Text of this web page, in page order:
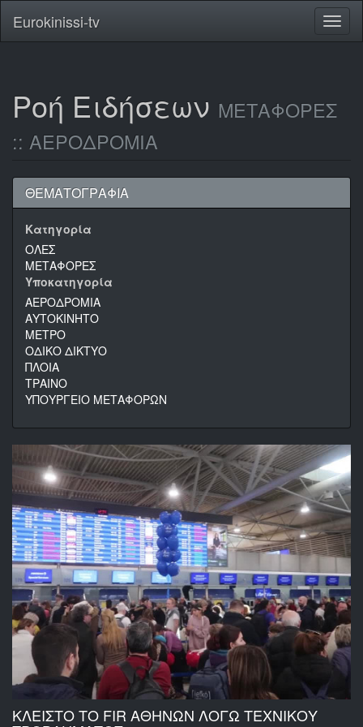
Eurokinissi-tv
Ροή Ειδήσεων ΜΕΤΑΦΟΡΕΣ
:: ΑΕΡΟΔΡΟΜΙΑ
ΘΕΜΑΤΟΓΡΑΦΙΑ
Κατηγορία
ΟΛΕΣ
ΜΕΤΑΦΟΡΕΣ
Υποκατηγορία
ΑΕΡΟΔΡΟΜΙΑ
ΑΥΤΟΚΙΝΗΤΟ
ΜΕΤΡΟ
ΟΔΙΚΟ ΔΙΚΤΥΟ
ΠΛΟΙΑ
ΤΡΑΙΝΟ
ΥΠΟΥΡΓΕΙΟ ΜΕΤΑΦΟΡΩΝ
ΚΛΕΙΣΤΟ ΤΟ FIR ΑΘΗΝΩΝ ΛΟΓΩ ΤΕΧΝΙΚΟΥ